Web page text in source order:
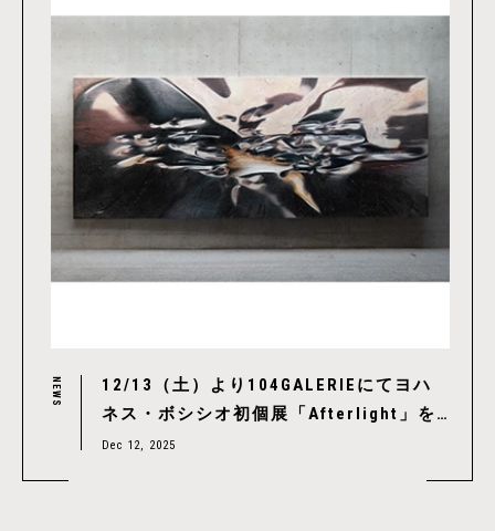
NEWS
12/13（土）より104GALERIEにてヨハ
ネス・ボシシオ初個展「Afterlight」を
開催、破壊と光が交錯するダイナミズム
Dec 12, 2025